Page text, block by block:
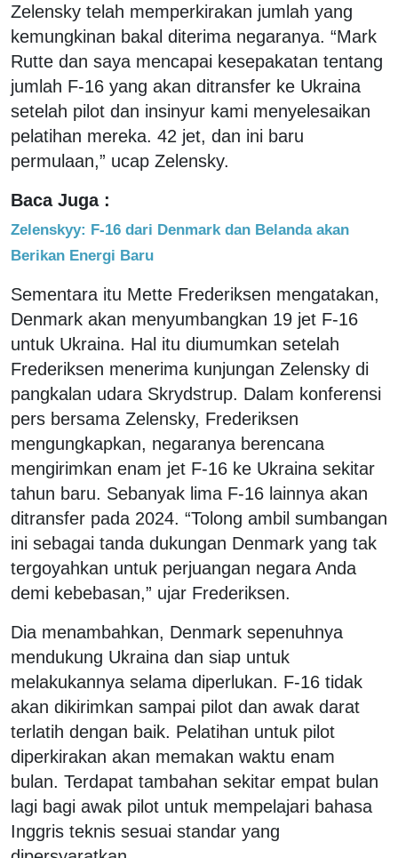
Zelensky telah memperkirakan jumlah yang
kemungkinan bakal diterima negaranya. “Mark
Rutte dan saya mencapai kesepakatan tentang
jumlah F-16 yang akan ditransfer ke Ukraina
setelah pilot dan insinyur kami menyelesaikan
pelatihan mereka. 42 jet, dan ini baru
permulaan,” ucap Zelensky.
Baca Juga :
Zelenskyy: F-16 dari Denmark dan Belanda akan
Berikan Energi Baru
Sementara itu Mette Frederiksen mengatakan,
Denmark akan menyumbangkan 19 jet F-16
untuk Ukraina. Hal itu diumumkan setelah
Frederiksen menerima kunjungan Zelensky di
pangkalan udara Skrydstrup. Dalam konferensi
pers bersama Zelensky, Frederiksen
mengungkapkan, negaranya berencana
mengirimkan enam jet F-16 ke Ukraina sekitar
tahun baru. Sebanyak lima F-16 lainnya akan
ditransfer pada 2024. “Tolong ambil sumbangan
ini sebagai tanda dukungan Denmark yang tak
tergoyahkan untuk perjuangan negara Anda
demi kebebasan,” ujar Frederiksen.
Dia menambahkan, Denmark sepenuhnya
mendukung Ukraina dan siap untuk
melakukannya selama diperlukan. F-16 tidak
akan dikirimkan sampai pilot dan awak darat
terlatih dengan baik. Pelatihan untuk pilot
diperkirakan akan memakan waktu enam
bulan. Terdapat tambahan sekitar empat bulan
lagi bagi awak pilot untuk mempelajari bahasa
Inggris teknis sesuai standar yang